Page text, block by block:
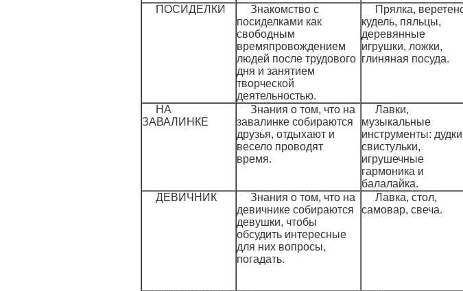
ПОСИДЕЛКИ
Знакомство с
посиделками как
свободным
времяпровождением
людей после трудового
дня и занятием
творческой
деятельностью.
Прялка,
кудель, пяльцы,
деревянные
игрушки, ложки,
глиняная посуда.
НА
ЗАВАЛИНКЕ
Знания о том, что на
завалинке собираются
друзья, отдыхают и
весело проводят
время.
Лавки,
музыкальные
инструменты:
свистульки,
игрушечные
гармоника и
балалайка.
ДЕВИЧНИК
Знания о том, что на
девичнике собираются
девушки, чтобы
обсудить интересные
для них вопросы,
погадать.
Лавка, стол,
самовар, свеча.